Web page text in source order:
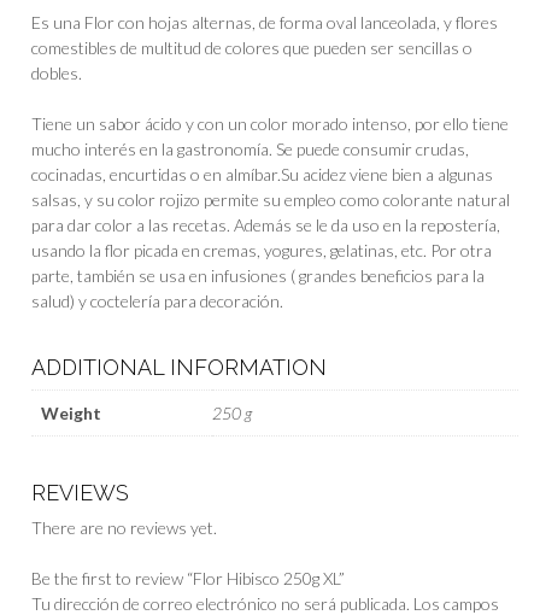
Es una Flor con hojas alternas, de forma oval lanceolada, y flores
comestibles de multitud de colores que pueden ser sencillas o
dobles.
Tiene un sabor ácido y con un color morado intenso, por ello tiene
mucho interés en la gastronomía. Se puede consumir crudas,
cocinadas, encurtidas o en almíbar.Su acidez viene bien a algunas
salsas, y su color rojizo permite su empleo como colorante natural
para dar color a las recetas. Además se le da uso en la repostería,
usando la flor picada en cremas, yogures, gelatinas, etc. Por otra
parte, también se usa en infusiones ( grandes beneficios para la
salud) y coctelería para decoración.
ADDITIONAL INFORMATION
Weight 250 g
REVIEWS
There are no reviews yet.
Be the first to review “Flor Hibisco 250g XL”
Tu dirección de correo electrónico no será publicada. Los campos